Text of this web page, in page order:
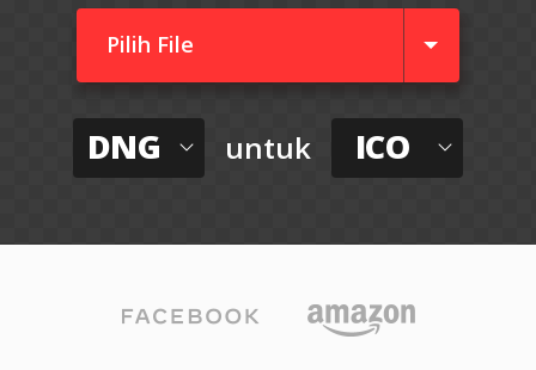
Pilih File
DNG untuk ICO